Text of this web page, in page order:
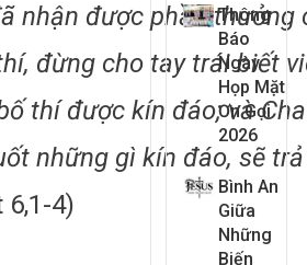
nhận được phần thưởng
đừng cho tay trái biết
thí được kín đáo; và
những gì kín đáo, sẽ
6,1-4)
Thông
Báo
Ngày
Họp Mặt
Ơn Gọi
2026
Bình An
Giữa
Những
Biến